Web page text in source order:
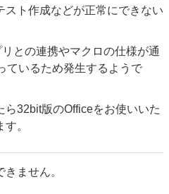
スト作成などが正常にできない
との連携やマクロの仕様が通
ているため発生するようで
32bit版のOfficeをお使いいた
。
ません。